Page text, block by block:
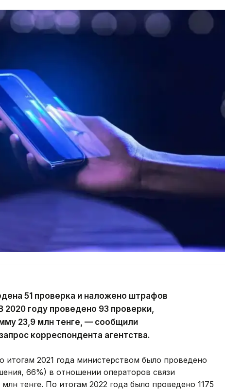
51 проверка и наложено штрафов
2020 году проведено 93 проверки,
23,9 млн тенге, — сообщили
корреспондента агентства.
2021 года министерством было проведено
66%) в отношении операторов связи
тенге. По итогам 2022 года было проведено 1175